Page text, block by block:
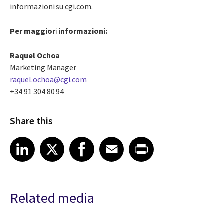
informazioni su cgi.com.
Per maggiori informazioni:
Raquel Ochoa
Marketing Manager
raquel.ochoa@cgi.com
+34 91 304 80 94
Share this
Share article on LinkedIn
LinkedIn
Share article on XShare article on Facebook
Facebook
Share article on Email
EmailShare article on Print
Related media